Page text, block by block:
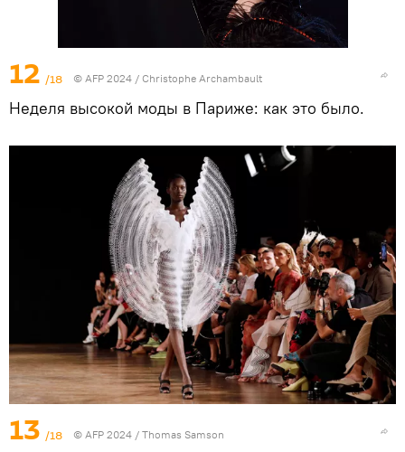
12 /18 © AFP 2024 / Christophe Archambault
Неделя высокой моды в Париже: как это было.
13 /18 © AFP 2024 / Thomas Samson